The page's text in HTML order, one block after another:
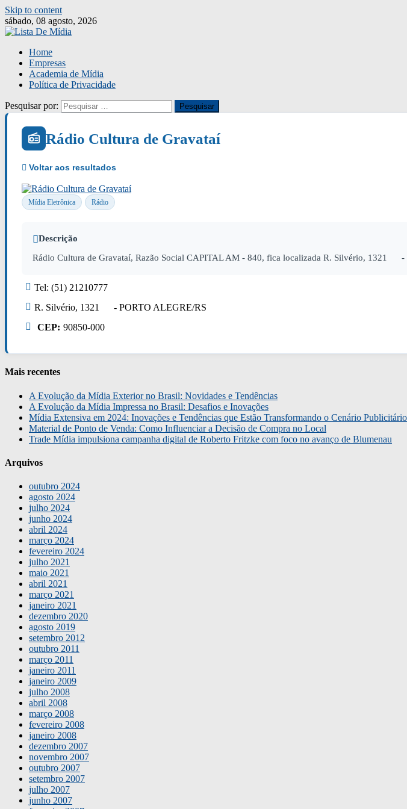
Skip to content
sábado, 08 agosto, 2026
Home
Empresas
Academia de Mídia
Política de Privacidade
Pesquisar por:
Rádio Cultura de Gravataí
Mídia Eletrônica Rádio
Descrição
Rádio Cultura de Gravataí, Razão Social CAPITAL AM - 840, fica localizada R. Silvério, 1321 -
Tel: (51) 21210777
R. Silvério, 1321 - PORTO ALEGRE/RS
CEP: 90850-000
Mais recentes
A Evolução da Mídia Exterior no Brasil: Novidades e Tendências
A Evolução da Mídia Impressa no Brasil: Desafios e Inovações
Mídia Extensiva em 2024: Inovações e Tendências que Estão Transformando o Cenário Publicitário
Material de Ponto de Venda: Como Influenciar a Decisão de Compra no Local
Trade Mídia impulsiona campanha digital de Roberto Fritzke com foco no avanço de Blumenau
Arquivos
outubro 2024
agosto 2024
julho 2024
junho 2024
abril 2024
março 2024
fevereiro 2024
julho 2021
maio 2021
abril 2021
março 2021
janeiro 2021
dezembro 2020
agosto 2019
setembro 2012
outubro 2011
março 2011
janeiro 2011
janeiro 2009
julho 2008
abril 2008
março 2008
fevereiro 2008
janeiro 2008
dezembro 2007
novembro 2007
outubro 2007
setembro 2007
julho 2007
junho 2007